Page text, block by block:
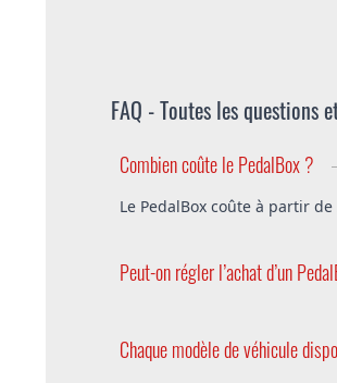
FAQ - Toutes les questions
Combien coûte le PedalBox ?
Le PedalBox coûte à partir
Peut-on régler l’achat d’un
Chaque modèle de véhicule